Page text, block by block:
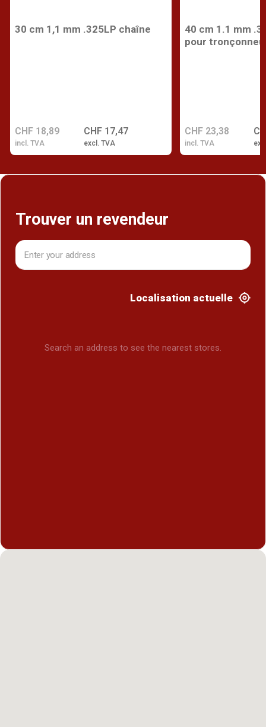
30 cm 1,1 mm .325LP chaîne
CHF 17,47
excl. TVA
CHF 18,89
incl. TVA
40 cm 1.1 mm
pour
CHF 23,38
incl. TVA
Trouver un revendeur
Localisation actuelle
Search an address to see the nearest stores.